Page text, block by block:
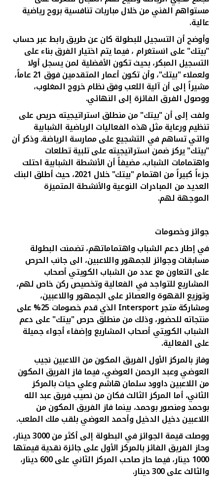
مستواهم الفني من خلال مباريات تنافسية بروح رياضية
عالية.
وأوضح أن التسجيل للبطولة كان عن طريق رابط عبر حساب
"بيتك" على انستغرام ، فيما يتم اختيار الفرق بناء على
التسجيل المبكر، بحيث تكون الأفضلية لمن يسجل أولا
ولعملاء "بيتك"، وأن تكون أعمار المتقدمين فوق 21 عاماً،
مشيراً إلى أن آلية اللعب وفق نظام خروج المغلوب،
ووصول الفرق الفائزة إلى النهائي.
ولفت إلى أن "بيتك" من منطلق استراتيجيته حريص على
تنظيم ورعاية مثل هذه الفعاليات الرياضية الشبابية
والتي تساهم في التشجيع على ممارسة الرياضة. وذكر أن
"بيتك" يركز ضمن استراتيجيته على تلبية تطلعات
واهتمامات الشباب، مضيفاً أن الأنشطة الشبابية احتلت
جزءاً كبيراً من اهتمام "بيتك" خلال 2021، حيث أطلق البنك
العديد من المبادرات النوعية والأنشطة المتميزة
الموجهة لهم.
جوائز وخصومات
في إطار دعم الشباب واهتماماتهم، تضمنت البطولة
مسابقات وجوائز للجمهور واللاعبين، الى جانب الحرص
على التعاون مع عدد من الشباب الكويتي أصحاب
المشاريع للتواجد في الفعالية وتخصيص ركن خاص لهم،
وتوزيع القهوة والعصائر على الجمهور واللاعبين،
ومشاركة متجرIntersport الذي قدم خصومات 25% على
منتجاته للحضور،وذلك من منطلق حرص "بيتك" على دعم
الشباب الكويتي أصحاب المشاريع وإضفاء أجواء جميلة
على الفعالية.
وفاز بالمركز الأول الفريق المكون من اللاعبين نجيب
العوضي وعبد الرحمن العوضي، فيما فاز الفريق المكون
من اللاعبين داوود سلمان هاشم وعلي حيات بالمركز
الثاني، أما المركز الثالث فكان من نصيب فريق عبد الله
بوحمد ومنصور بوحمد، بينما فاز الفريق المكون من
اللاعبين دخيل الدخيل وأحمد العوضي بلقب ملك الملعب.
ووصلت قيمة الجوائز في البطولة إلى أكثر من 3000 دينار،
وحاز الفريق الفائز بالمركز الأول على جائزة نقدية قيمتها
1000 دينار، فيما حاز صاحب المركز الثاني على 600 دينار،
والثالث على 300 دينار.